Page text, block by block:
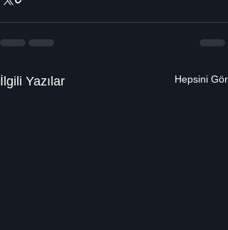
İlgili Yazılar Hepsini Gör